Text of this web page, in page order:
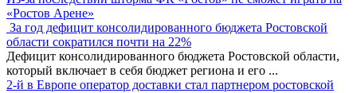
«Ростов Арене»
За год дефицит консолидированного бюджета Ростовской
области сократился почти на 22%
Дефицит консолидированного бюджета Ростовской области,
который включает в себя бюджет региона и его ...
2-й в Европе оператор доставки стал партнером ростовской